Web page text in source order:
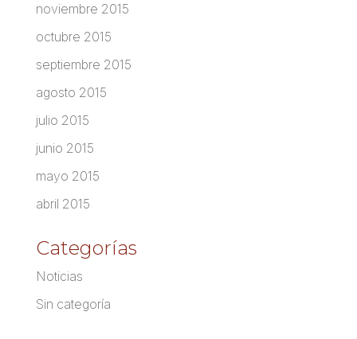
noviembre 2015
octubre 2015
septiembre 2015
agosto 2015
julio 2015
junio 2015
mayo 2015
abril 2015
Categorías
Noticias
Sin categoría